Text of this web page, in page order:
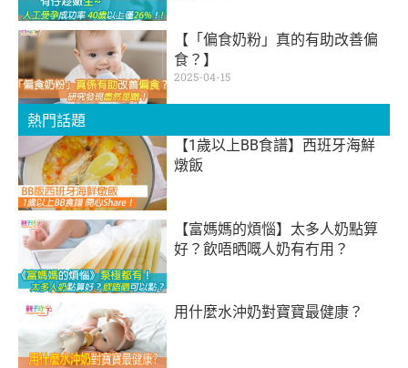
【「偏食奶粉」真的有助改善偏
食？】
2025-04-15
熱門話題
【1歲以上BB食譜】西班牙海鮮
燉飯
【富媽媽的煩惱】太多人奶點算
好？飲唔晒嘅人奶有冇用？
用什麼水沖奶對寶寶最健康？